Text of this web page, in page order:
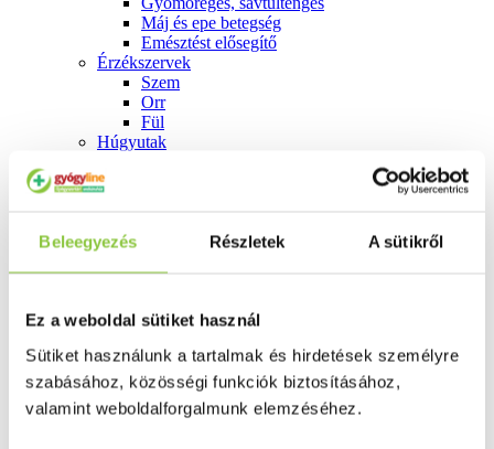
Beleegyezés Részletek A sütikről
Ez a weboldal sütiket használ
Sütiket használunk a tartalmak és hirdetések személyre
szabásához, közösségi funkciók biztosításához,
valamint weboldalforgalmunk elemzéséhez.
Máj és epe betegség
Emésztést elősegítő
Érzékszervek
Szem
Orr
Fül
Húgyutak
Fogamzásgátlás, síkosítók, potencia
Prosztata
Szív és érrrendszer
Aranyér
Visszér
Koleszterinszint csökkentők, omega 3